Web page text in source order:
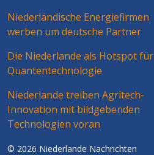
Niederländische Energiefirmen
werben um deutsche Partner
Die Niederlande als Hotspot für
Quantentechnologie
Niederlande treiben Agritech-
Innovation mit bildgebenden
Technologien voran
© 2026 Niederlande Nachrichten